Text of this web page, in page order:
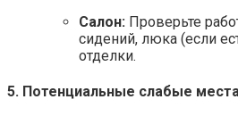
Салон: Проверьте
сидений, люка (если
отделки.
5. Потенциальные слабые